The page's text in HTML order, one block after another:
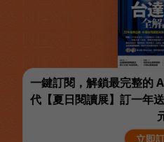
一鍵訂閱，解鎖最完整的
代【夏日閱讀展】訂一年
立即